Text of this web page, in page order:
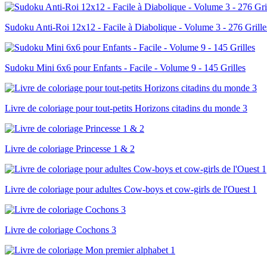
Sudoku Anti-Roi 12x12 - Facile à Diabolique - Volume 3 - 276
Sudoku Mini 6x6 pour Enfants - Facile - Volume 9 - 145 Grilles
Livre de coloriage pour tout-petits Horizons citadins du monde 3
Livre de coloriage Princesse 1 & 2
Livre de coloriage pour adultes Cow-boys et cow-girls de l'Ouest 1
Livre de coloriage Cochons 3